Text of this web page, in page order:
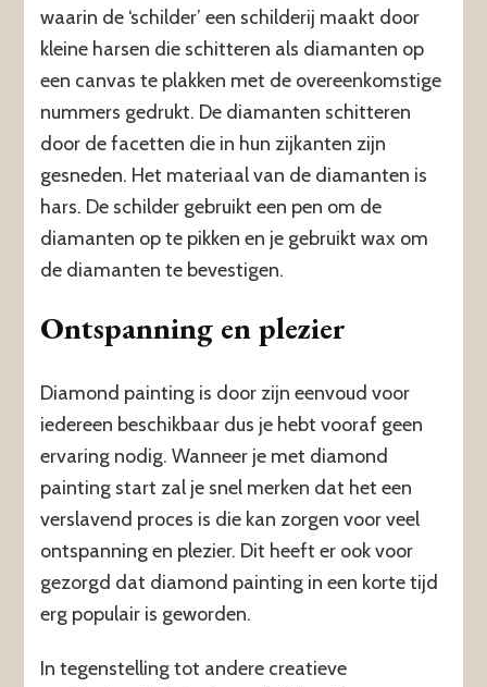
waarin de ‘schilder’ een schilderij maakt door
kleine harsen die schitteren als diamanten op
een canvas te plakken met de overeenkomstige
nummers gedrukt. De diamanten schitteren
door de facetten die in hun zijkanten zijn
gesneden. Het materiaal van de diamanten is
hars. De schilder gebruikt een pen om de
diamanten op te pikken en je gebruikt wax om
de diamanten te bevestigen.
Ontspanning en plezier
Diamond painting is door zijn eenvoud voor
iedereen beschikbaar dus je hebt vooraf geen
ervaring nodig. Wanneer je met diamond
painting start zal je snel merken dat het een
verslavend proces is die kan zorgen voor veel
ontspanning en plezier. Dit heeft er ook voor
gezorgd dat diamond painting in een korte tijd
erg populair is geworden.
In tegenstelling tot andere creatieve